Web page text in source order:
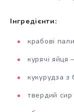
Інгредієнти:
крабові
курячі яйця
кукурудза з
твердий сир